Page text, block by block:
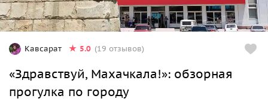
Кавсарат 5.0 (19 отзывов)
«Здравствуй, Махачкала!»: обзорная
прогулка по городу